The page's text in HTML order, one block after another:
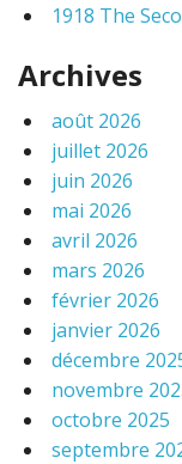
1918 The
Archives
août 2026
juillet 2026
juin 2026
mai 2026
avril 2026
mars 2026
février 2026
janvier 2026
décembre
novembre
octobre 2025
septembre